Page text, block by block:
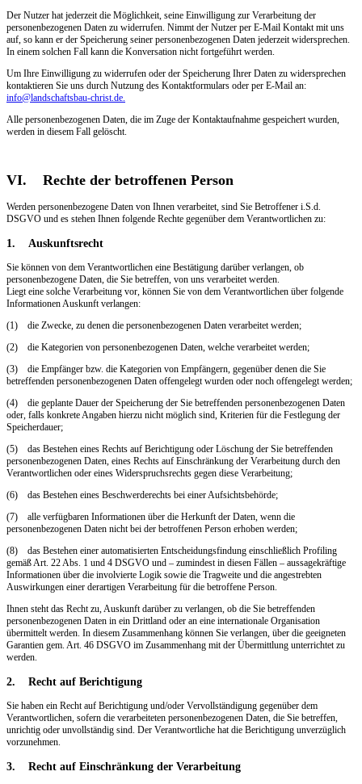
Der Nutzer hat jederzeit die Möglichkeit, seine Einwilligung zur Verarbeitung der
personenbezogenen Daten zu widerrufen. Nimmt der Nutzer per E-Mail Kontakt mit uns
auf, so kann er der Speicherung seiner personenbezogenen Daten jederzeit widersprechen.
In einem solchen Fall kann die Konversation nicht fortgeführt werden.
Um Ihre Einwilligung zu widerrufen oder der Speicherung Ihrer Daten zu widersprechen
kontaktieren Sie uns durch Nutzung des Kontaktformulars oder per E-Mail an:
info@landschaftsbau-christ.de.
Alle personenbezogenen Daten, die im Zuge der Kontaktaufnahme gespeichert wurden,
werden in diesem Fall gelöscht.
VI. Rechte der betroffenen Person
Werden personenbezogene Daten von Ihnen verarbeitet, sind Sie Betroffener i.S.d.
DSGVO und es stehen Ihnen folgende Rechte gegenüber dem Verantwortlichen zu:
1. Auskunftsrecht
Sie können von dem Verantwortlichen eine Bestätigung darüber verlangen, ob
personenbezogene Daten, die Sie betreffen, von uns verarbeitet werden.
Liegt eine solche Verarbeitung vor, können Sie von dem Verantwortlichen über folgende
Informationen Auskunft verlangen:
(1) die Zwecke, zu denen die personenbezogenen Daten verarbeitet werden;
(2) die Kategorien von personenbezogenen Daten, welche verarbeitet werden;
(3) die Empfänger bzw. die Kategorien von Empfängern, gegenüber denen die Sie
betreffenden personenbezogenen Daten offengelegt wurden oder noch offengelegt werden;
(4) die geplante Dauer der Speicherung der Sie betreffenden personenbezogenen Daten
oder, falls konkrete Angaben hierzu nicht möglich sind, Kriterien für die Festlegung der
Speicherdauer;
(5) das Bestehen eines Rechts auf Berichtigung oder Löschung der Sie betreffenden
personenbezogenen Daten, eines Rechts auf Einschränkung der Verarbeitung durch den
Verantwortlichen oder eines Widerspruchsrechts gegen diese Verarbeitung;
(6) das Bestehen eines Beschwerderechts bei einer Aufsichtsbehörde;
(7) alle verfügbaren Informationen über die Herkunft der Daten, wenn die
personenbezogenen Daten nicht bei der betroffenen Person erhoben werden;
(8) das Bestehen einer automatisierten Entscheidungsfindung einschließlich Profiling
gemäß Art. 22 Abs. 1 und 4 DSGVO und – zumindest in diesen Fällen – aussagekräftige
Informationen über die involvierte Logik sowie die Tragweite und die angestrebten
Auswirkungen einer derartigen Verarbeitung für die betroffene Person.
Ihnen steht das Recht zu, Auskunft darüber zu verlangen, ob die Sie betreffenden
personenbezogenen Daten in ein Drittland oder an eine internationale Organisation
übermittelt werden. In diesem Zusammenhang können Sie verlangen, über die geeigneten
Garantien gem. Art. 46 DSGVO im Zusammenhang mit der Übermittlung unterrichtet zu
werden.
2. Recht auf Berichtigung
Sie haben ein Recht auf Berichtigung und/oder Vervollständigung gegenüber dem
Verantwortlichen, sofern die verarbeiteten personenbezogenen Daten, die Sie betreffen,
unrichtig oder unvollständig sind. Der Verantwortliche hat die Berichtigung unverzüglich
vorzunehmen.
3. Recht auf Einschränkung der Verarbeitung